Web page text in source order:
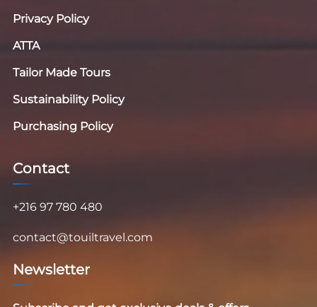
Privacy Policy
ATTA
Tailor Made Tours
Sustainability Policy
Purchasing Policy
Contact
+216 97 780 480
contact@touiltravel.com
Newsletter